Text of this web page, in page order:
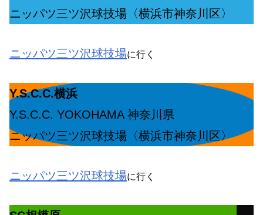
ニッパツ三ツ沢球技場〈横浜市神奈川区〉
ニッパツ三ツ沢球技場に行く
Y.S.C.C.横浜
Y.S.C.C. YOKOHAMA 神奈川県
ニッパツ三ツ沢球技場〈横浜市神奈川区〉
ニッパツ三ツ沢球技場に行く